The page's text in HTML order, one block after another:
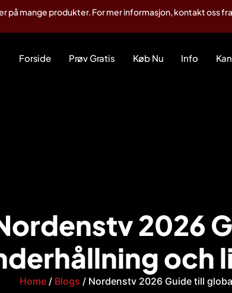
på mange produkter. For mer informasjon, kontakt oss
Forside Prøv Gratis Køb Nu Info
2026
och
Home/ Blogs / Nordenstv 2026 Guide till